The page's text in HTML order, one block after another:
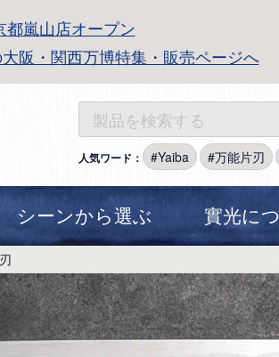
都嵐山店オープン
阪・関西万博特集・販売ページへ
人気ワード： Yaiba 万能片刃
シーンから選ぶ 實光に